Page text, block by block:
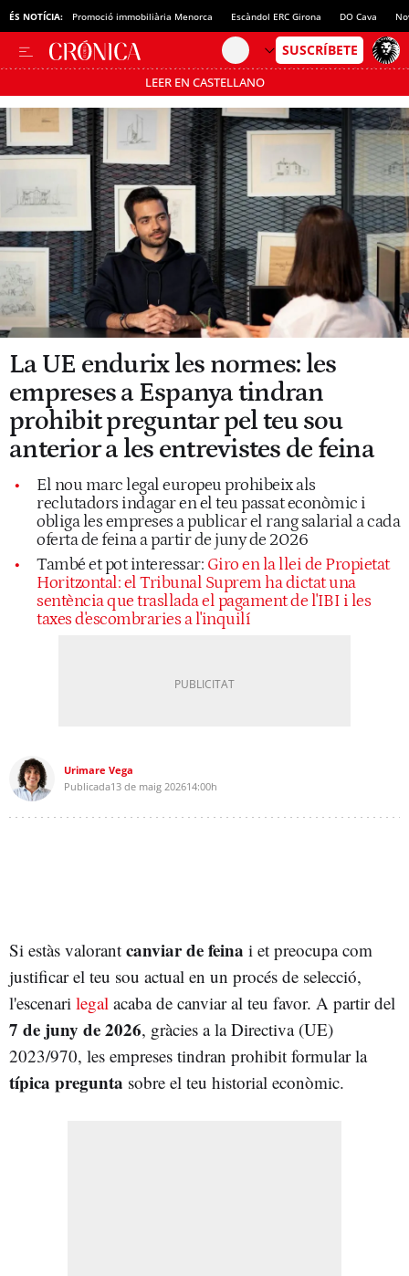
ÉS NOTÍCIA: Promoció immobiliària Menorca Escàndol ERC Girona DO Cava
LEER EN CASTELLANO
Passa’t al mode estalvi
La UE endurix les normes: les
empreses a Espanya tindran
prohibit preguntar pel teu sou
anterior a les entrevistes de feina
El nou marc legal europeu prohibeix als
reclutadors indagar en el teu passat econòmic i
obliga les empreses a publicar el rang salarial a cada
oferta de feina a partir de juny de 2026
També et pot interessar: Giro en la llei de Propietat
Horitzontal: el Tribunal Suprem ha dictat una
sentència que trasllada el pagament de l'IBI i les
taxes d'escombraries a l'inquilí
Urimare Vega
Publicada13 de maig 202614:00h
Si estàs valorant canviar de feina i et preocupa com
justificar el teu sou actual en un procés de selecció,
l'escenari legal acaba de canviar al teu favor. A partir del
7 de juny de 2026, gràcies a la Directiva (UE)
2023/970, les empreses tindran prohibit formular la
típica pregunta sobre el teu historial econòmic.